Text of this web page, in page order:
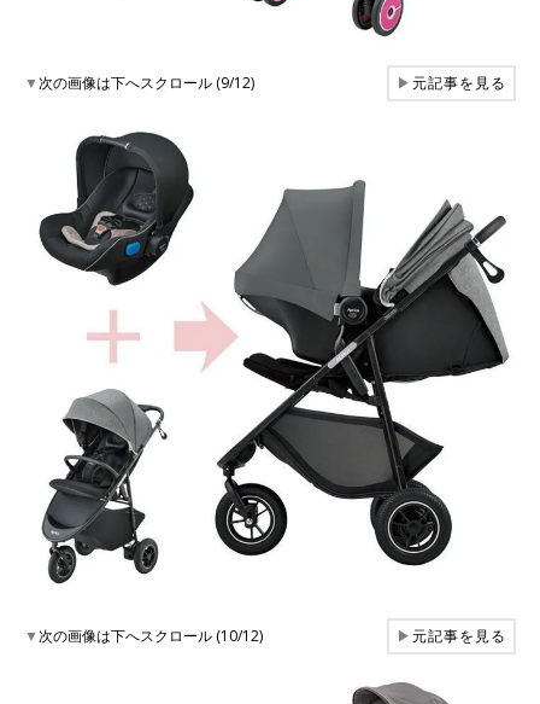
▼次の画像は下へスクロール (9/12) ▶元記事を見る
▼次の画像は下へスクロール (10/12) ▶元記事を見る